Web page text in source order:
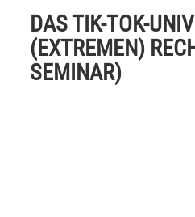
DAS TIK-TOK-
(EXTREMEN)
SEMINAR)